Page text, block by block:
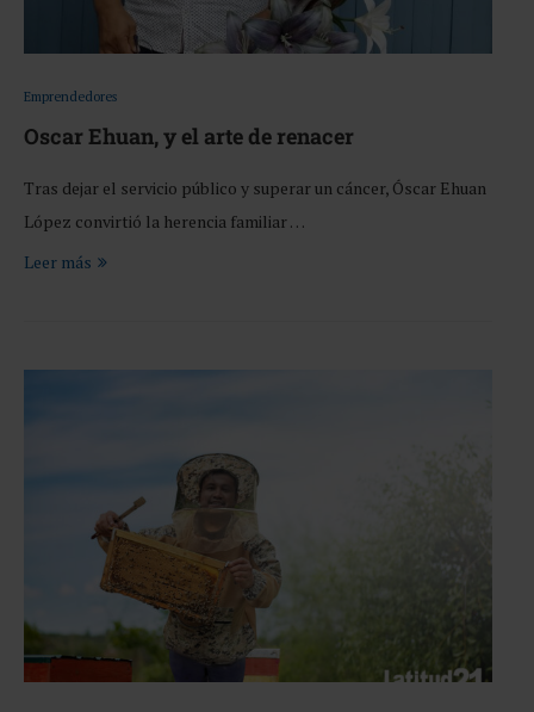
Emprendedores
Oscar Ehuan, y el arte de renacer
Tras dejar el servicio público y superar un cáncer, Óscar Ehuan
López convirtió la herencia familiar …
Leer más